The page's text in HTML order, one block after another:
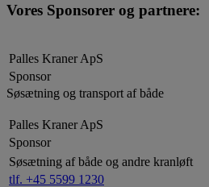
Vores Sponsorer og partnere:
Palles Kraner ApS
Sponsor
Søsætning og transport af både
Palles Kraner ApS
Sponsor
Søsætning af både og andre kranløft
tlf. +45 5599 1230